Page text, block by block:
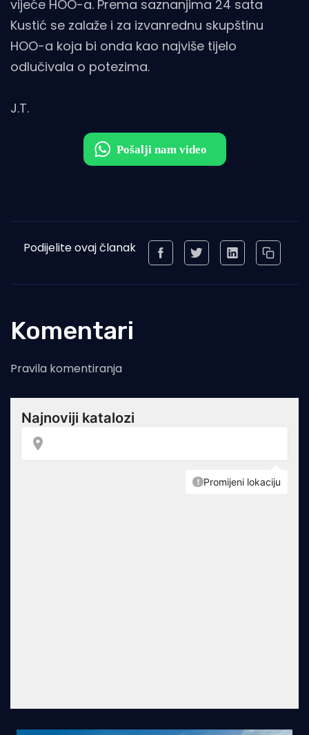
vijeće HOO-a. Prema saznanjima 24 sata
Kustić se zalaže i za izvanrednu skupštinu
HOO-a koja bi onda kao najviše tijelo
odlučivala o potezima.
J.T.
Podijelite ovaj članak
Komentari
Pravila komentiranja